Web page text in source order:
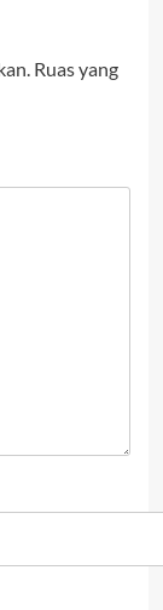
Ruas yang